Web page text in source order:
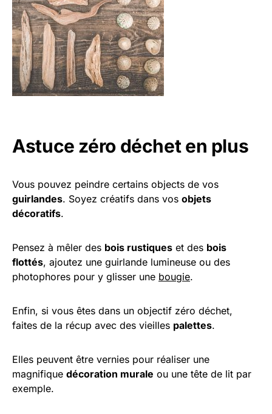
Astuce zéro déchet en plus
Vous pouvez peindre certains objects de vos
guirlandes. Soyez créatifs dans vos objets
décoratifs.
Pensez à mêler des bois rustiques et des bois
flottés, ajoutez une guirlande lumineuse ou des
photophores pour y glisser une bougie.
Enfin, si vous êtes dans un objectif zéro déchet,
faites de la récup avec des vieilles palettes.
Elles peuvent être vernies pour réaliser une
magnifique décoration murale ou une tête de lit par
exemple.